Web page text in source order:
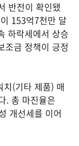
반전이 확인됐
153억7천만 달
하락세에서 상승
조금 정책이 긍정
(기타 제품) 매
. 총 마진율은
개선세를 이어